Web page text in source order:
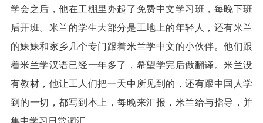
学会之后，他在工棚里办起了免费中文学习班，每晚下班
后开班。米兰的学生大部分是工地上的年轻人，还有米兰
的妹妹和家乡几个专门跟着米兰学中文的小伙伴。他们跟
着米兰学汉语已经一年多了，希望学完后做翻译。米兰没
有教材，他让工人们把一天中所见到的，还有跟中国人学
到的一切，都写到本上，每晚来汇报，米兰给与指导，并